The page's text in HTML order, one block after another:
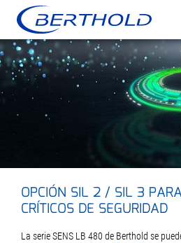
OPCIÓN SIL 2 / SIL 3
CRÍTICOS DE SEGURIDAD
La serie SENS LB 480 de Berthold se